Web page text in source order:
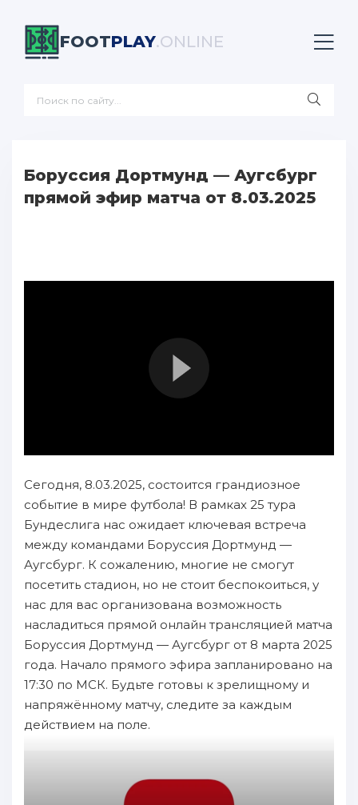
FOOTPLAY.ONLINE
Боруссия Дортмунд — Аугсбург
прямой эфир матча от 8.03.2025
Сегодня, 8.03.2025, состоится грандиозное
событие в мире футбола! В рамках 25 тура
Бундеслига нас ожидает ключевая встреча
между командами Боруссия Дортмунд —
Аугсбург. К сожалению, многие не смогут
посетить стадион, но не стоит беспокоиться, у
нас для вас организована возможность
насладиться прямой онлайн трансляцией матча
Боруссия Дортмунд — Аугсбург от 8 марта 2025
года. Начало прямого эфира запланировано на
17:30 по МСК. Будьте готовы к зрелищному и
напряжённому матчу, следите за каждым
действием на поле.